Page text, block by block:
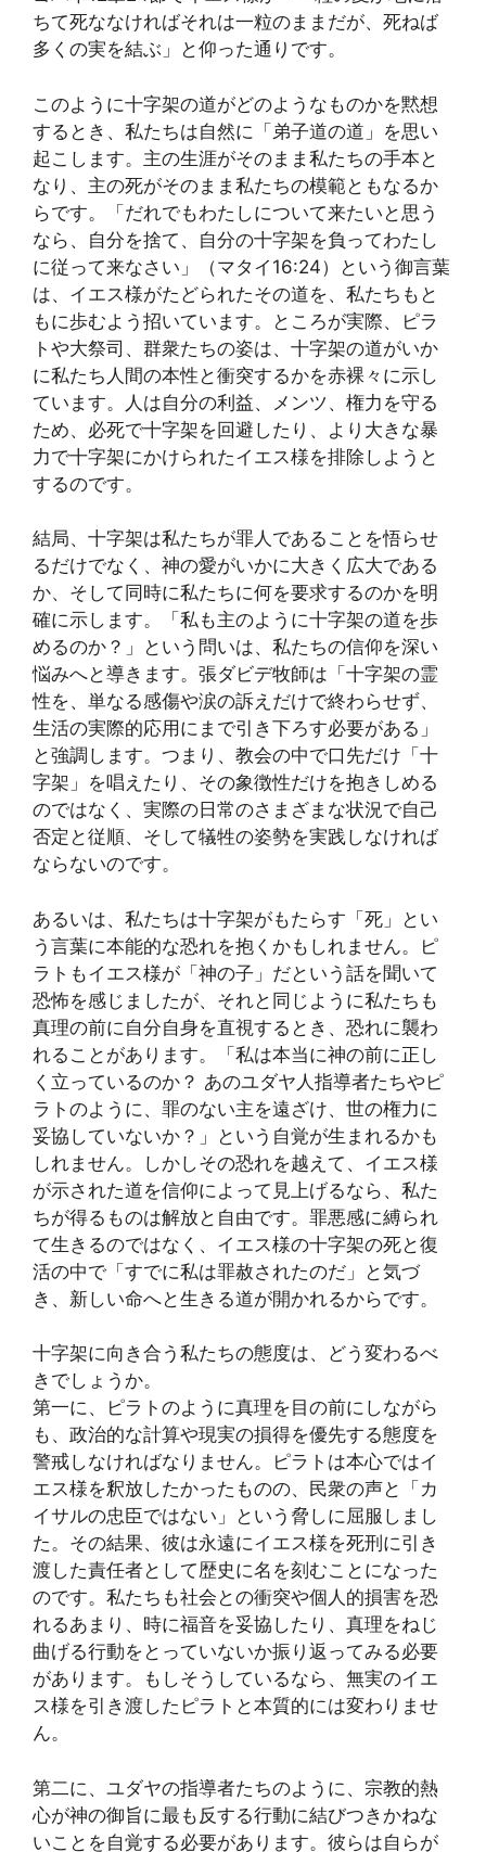
ちて死ななければそれは一粒のままだが、死ねば
多くの実を結ぶ」と仰った通りです。
このように十字架の道がどのようなものかを黙想
するとき、私たちは自然に「弟子道の道」を思い
起こします。主の生涯がそのまま私たちの手本と
なり、主の死がそのまま私たちの模範ともなるか
らです。「だれでもわたしについて来たいと思う
なら、自分を捨て、自分の十字架を負ってわたし
に従って来なさい」（マタイ16:24）という御言葉
は、イエス様がたどられたその道を、私たちもと
もに歩むよう招いています。ところが実際、ピラ
トや大祭司、群衆たちの姿は、十字架の道がいか
に私たち人間の本性と衝突するかを赤裸々に示し
ています。人は自分の利益、メンツ、権力を守る
ため、必死で十字架を回避したり、より大きな暴
力で十字架にかけられたイエス様を排除しようと
するのです。
結局、十字架は私たちが罪人であることを悟らせ
るだけでなく、神の愛がいかに大きく広大である
か、そして同時に私たちに何を要求するのかを明
確に示します。「私も主のように十字架の道を歩
めるのか？」という問いは、私たちの信仰を深い
悩みへと導きます。張ダビデ牧師は「十字架の霊
性を、単なる感傷や涙の訴えだけで終わらせず、
生活の実際的応用にまで引き下ろす必要がある」
と強調します。つまり、教会の中で口先だけ「十
字架」を唱えたり、その象徴性だけを抱きしめる
のではなく、実際の日常のさまざまな状況で自己
否定と従順、そして犠牲の姿勢を実践しなければ
ならないのです。
あるいは、私たちは十字架がもたらす「死」とい
う言葉に本能的な恐れを抱くかもしれません。ピ
ラトもイエス様が「神の子」だという話を聞いて
恐怖を感じましたが、それと同じように私たちも
真理の前に自分自身を直視するとき、恐れに襲わ
れることがあります。「私は本当に神の前に正し
く立っているのか？ あのユダヤ人指導者たちやピ
ラトのように、罪のない主を遠ざけ、世の権力に
妥協していないか？」という自覚が生まれるかも
しれません。しかしその恐れを越えて、イエス様
が示された道を信仰によって見上げるなら、私た
ちが得るものは解放と自由です。罪悪感に縛られ
て生きるのではなく、イエス様の十字架の死と復
活の中で「すでに私は罪赦されたのだ」と気づ
き、新しい命へと生きる道が開かれるからです。
十字架に向き合う私たちの態度は、どう変わるべ
きでしょうか。
第一に、ピラトのように真理を目の前にしながら
も、政治的な計算や現実の損得を優先する態度を
警戒しなければなりません。ピラトは本心ではイ
エス様を釈放したかったものの、民衆の声と「カ
イサルの忠臣ではない」という脅しに屈服しまし
た。その結果、彼は永遠にイエス様を死刑に引き
渡した責任者として歴史に名を刻むことになった
のです。私たちも社会との衝突や個人的損害を恐
れるあまり、時に福音を妥協したり、真理をねじ
曲げる行動をとっていないか振り返ってみる必要
があります。もしそうしているなら、無実のイエ
ス様を引き渡したピラトと本質的には変わりませ
ん。
第二に、ユダヤの指導者たちのように、宗教的熱
心が神の御旨に最も反する行動に結びつきかねな
いことを自覚する必要があります。彼らは自らが